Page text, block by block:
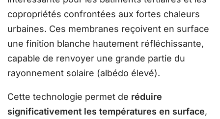
copropriétés confrontées aux fortes chaleurs
urbaines. Ces membranes reçoivent en surface
une finition blanche hautement réfléchissante,
capable de renvoyer une grande partie du
rayonnement solaire (albédo élevé).
Cette technologie permet de réduire
significativement les températures en surface,